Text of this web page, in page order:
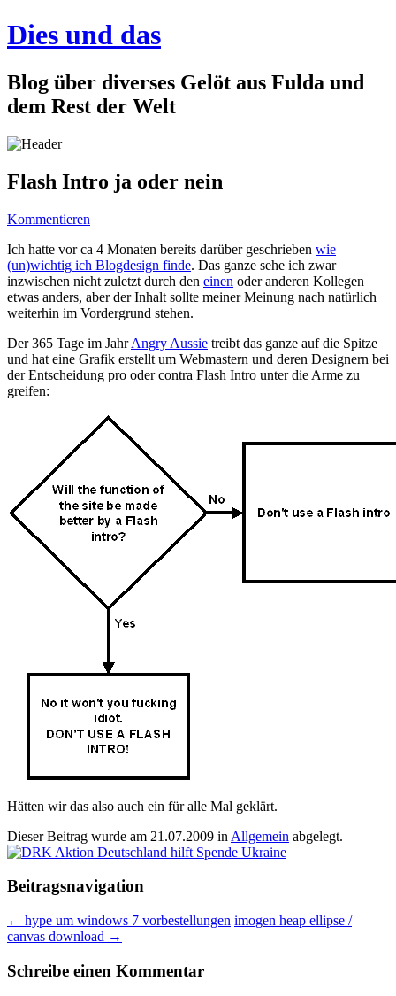
Dies und das
Blog über diverses Gelöt aus Fulda und
dem Rest der Welt
Flash Intro ja oder nein
Kommentieren
Ich hatte vor ca 4 Monaten bereits darüber geschrieben wie
(un)wichtig ich Blogdesign finde. Das ganze sehe ich zwar
inzwischen nicht zuletzt durch den einen oder anderen Kollegen
etwas anders, aber der Inhalt sollte meiner Meinung nach natürlich
weiterhin im Vordergrund stehen.
Der 365 Tage im JahrAngry Aussie treibt das ganze auf die Spitze
und hat eine Grafik erstellt um Webmastern und deren Designern bei
der Entscheidung pro oder contra Flash Intro unter die Arme zu
greifen:
Hätten wir das also auch ein für alle Mal geklärt.
Dieser Beitrag wurde am 21.07.2009 in Allgemein abgelegt.
Beitragsnavigation
← hype um windows 7 vorbestellungen imogen heap ellipse /
canvas download →
Schreibe einen Kommentar